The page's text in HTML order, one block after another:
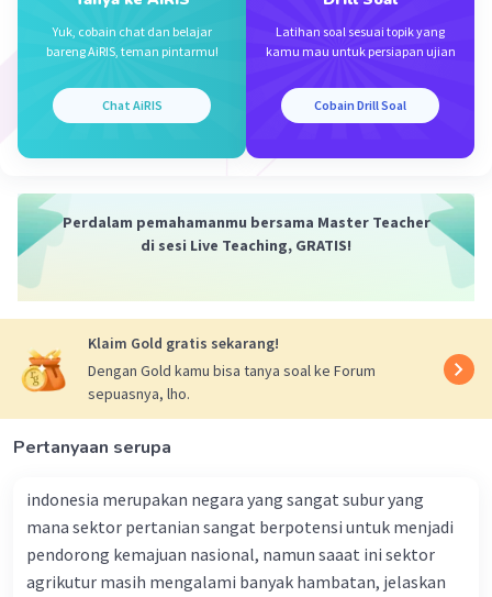
Iklan
Salsabila M Community Level 58
Jawaban terverifikasi
Konsep esensial geografi yang berkaitan dengan
Morfologi adalah studi tentang bentuk, struktur,
dan karakteristik fisik permukaan bumi. Ini
dalam memahami bagaimana bentuk muka bumi
ini terbentuk dan bagaimana mereka
memengaruhi proses geografis dan kehidupan
manusia.
Yuk, cobain chat dan belajar
bareng AiRIS, teman pintarmu!
Chat AiRIS
Latihan soal sesuai topik yang
kamu mau untuk persiapan ujian
Cobain Drill Soal
Perdalam pemahamanmu bersama Master Teacher
di sesi Live Teaching, GRATIS!
Klaim Gold gratis sekarang!
Dengan Gold kamu bisa tanya soal ke Forum
sepuasnya, lho.
Pertanyaan serupa
indonesia merupakan negara yang sangat subur yang
mana sektor pertanian sangat berpotensi untuk menjadi
pendorong kemajuan nasional, namun saaat ini sektor
agrikutur masih mengalami banyak hambatan, jelaskan